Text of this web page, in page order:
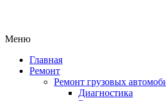
Меню
Главная
Ремонт
Ремонт грузовых
Диагностика